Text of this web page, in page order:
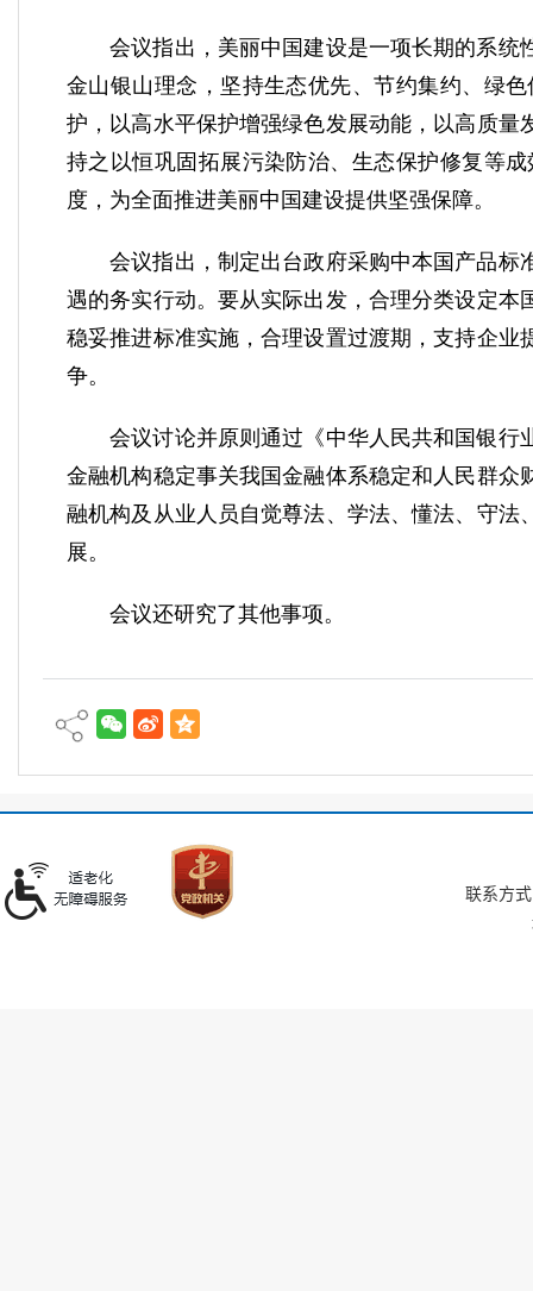
会议指出，美丽中国建设是一项长期的系统
金山银山理念，坚持生态优先、节约集约、绿
护，以高水平保护增强绿色发展动能，以高质
持之以恒巩固拓展污染防治、生态保护修复等
度，为全面推进美丽中国建设提供坚强保障。
会议指出，制定出台政府采购中本国产品标
遇的务实行动。要从实际出发，合理分类设定
稳妥推进标准实施，合理设置过渡期，支持企
争。
会议讨论并原则通过《中华人民共和国银行
金融机构稳定事关我国金融体系稳定和人民群
融机构及从业人员自觉尊法、学法、懂法、守
展。
会议还研究了其他事项。
联系方